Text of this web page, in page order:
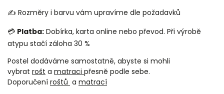
✍️ Rozměry i barvu vám upravíme dle požadavků
💳 Platba: Dobírka, karta online nebo převod. Při výrobě
atypu stačí záloha 30 %
Postel dodáváme samostatně, abyste si mohli
vybrat rošt a matraci přesně podle sebe.
Doporučení roštů a matrací